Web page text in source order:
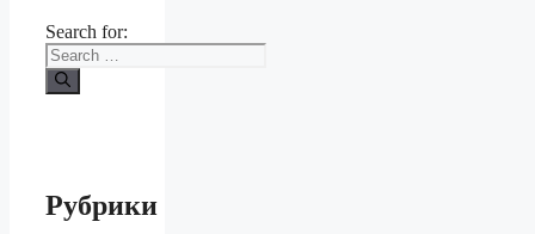
Search for:
Рубрики